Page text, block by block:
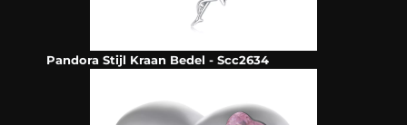
Pandora Stijl Kraan Bedel - Scc2634